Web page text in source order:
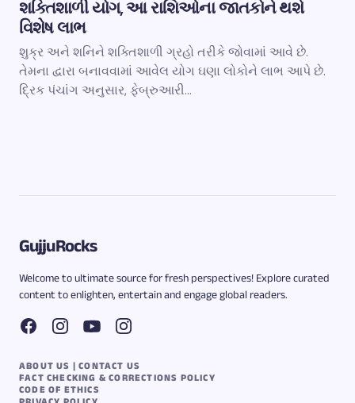
શક્તિશાળી યોગ, આ રાશિઓના જાતકોને થશે
વિશેષ લાભ
શુક્ર અને શનિને શક્તિશાળી ગ્રહો તરીકે જોવામાં આવે છે.
તેમના દ્વારા બનાવવામાં આવેલ યોગ ઘણા લોકોને લાભ આપે છે.
દ્રિક પંચાંગ અનુસાર, ફેબ્રુઆરી…
GujjuRocks
Welcome to ultimate source for fresh perspectives! Explore curated
content to enlighten, entertain and engage global readers.
ABOUT US | CONTACT US
FACT CHECKING & CORRECTIONS POLICY
CODE OF ETHICS